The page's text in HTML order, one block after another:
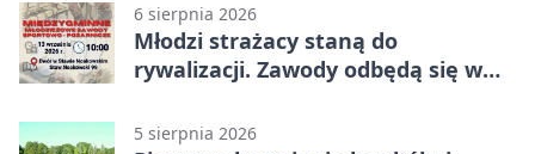
6 sierpnia 2026
Młodzi strażacy staną do
rywalizacji. Zawody odbędą się w
5 sierpnia 2026